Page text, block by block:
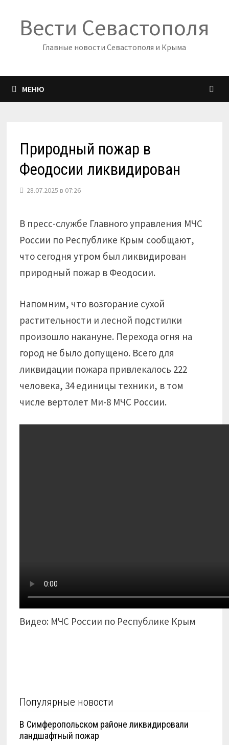
содержимому
Вести Севастополя
Главные новости Севастополя и Крыма
МЕНЮ
Природный пожар в
Феодосии ликвидирован
28.07.2025 в 07:26
В пресс-службе Главного управления МЧС
России по Республике Крым сообщают,
что сегодня утром был ликвидирован
природный пожар в Феодосии.
Напомним, что возгорание сухой
растительности и лесной подстилки
произошло накануне. Перехода огня на
город не было допущено. Всего для
ликвидации пожара привлекалось 222
человека, 34 единицы техники, в том
числе вертолет Ми-8 МЧС России.
Видео: МЧС России по Республике Крым
Популярные новости
В Симферопольском районе ликвидировали
ландшафтный пожар